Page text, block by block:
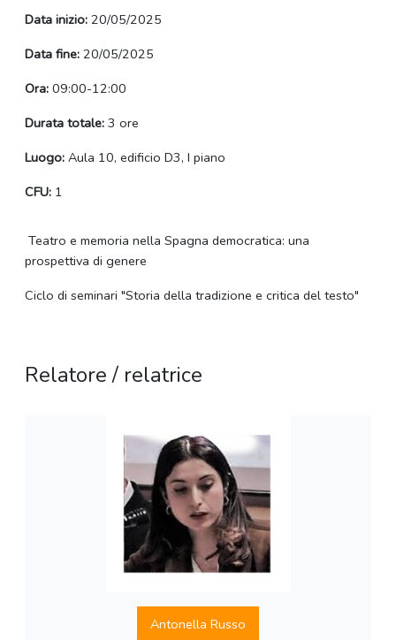
Data inizio: 20/05/2025
Data fine: 20/05/2025
Ora: 09:00-12:00
Durata totale: 3 ore
Luogo: Aula 10, edificio D3, I piano
CFU: 1
Teatro e memoria nella Spagna democratica: una
prospettiva di genere
Ciclo di seminari "Storia della tradizione e critica del testo"
Relatore / relatrice
Antonella Russo